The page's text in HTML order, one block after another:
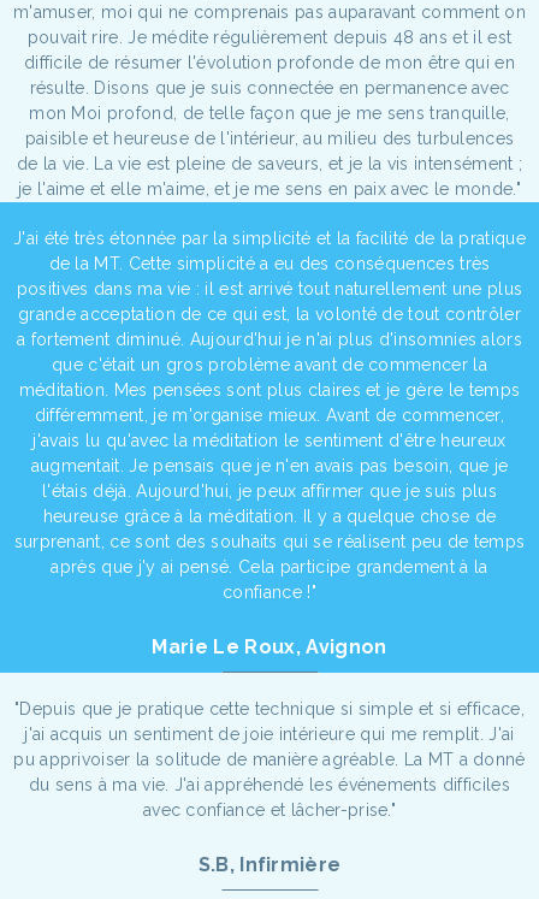
m'amuser, moi qui ne comprenais pas auparavant comment on
pouvait rire. Je médite régulièrement depuis 48 ans et il est
difficile de résumer l'évolution profonde de mon être qui en
résulte. Disons que je suis connectée en permanence avec
mon Moi profond, de telle façon que je me sens tranquille,
paisible et heureuse de l'intérieur, au milieu des turbulences
de la vie. La vie est pleine de saveurs, et je la vis intensément ;
je l'aime et elle m'aime, et je me sens en paix avec le monde."
J'ai été très étonnée par la simplicité et la facilité de la pratique
de la MT. Cette simplicité a eu des conséquences très
positives dans ma vie : il est arrivé tout naturellement une plus
grande acceptation de ce qui est, la volonté de tout contrôler
a fortement diminué. Aujourd'hui je n'ai plus d'insomnies alors
que c'était un gros problème avant de commencer la
méditation. Mes pensées sont plus claires et je gère le temps
différemment, je m'organise mieux. Avant de commencer,
j'avais lu qu'avec la méditation le sentiment d'être heureux
augmentait. Je pensais que je n'en avais pas besoin, que je
l'étais déjà. Aujourd'hui, je peux affirmer que je suis plus
heureuse grâce à la méditation. Il y a quelque chose de
surprenant, ce sont des souhaits qui se réalisent peu de temps
après que j'y ai pensé. Cela participe grandement à la
confiance !"
Marie Le Roux, Avignon
"Depuis que je pratique cette technique si simple et si efficace,
j'ai acquis un sentiment de joie intérieure qui me remplit. J'ai
pu apprivoiser la solitude de manière agréable. La MT a donné
du sens à ma vie. J'ai appréhendé les événements difficiles
avec confiance et lâcher-prise."
S.B, Infirmière